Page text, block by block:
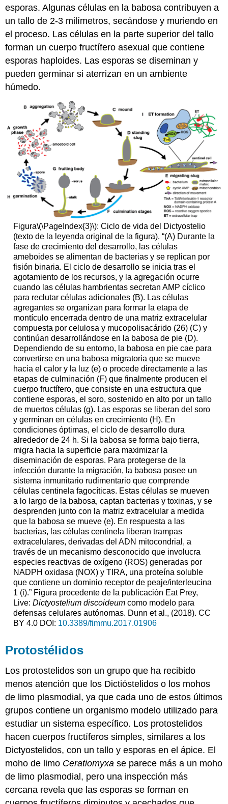
esporas. Algunas células en la babosa contribuyen a
un tallo de 2-3 milímetros, secándose y muriendo en
el proceso. Las células en la parte superior del tallo
forman un cuerpo fructífero asexual que contiene
esporas haploides. Las esporas se diseminan y
pueden germinar si aterrizan en un ambiente
húmedo.
Figura\(\PageIndex{3}\): Ciclo de vida del Dictyostelio
(texto de la leyenda original de la figura). “(A) Durante la
fase de crecimiento del desarrollo, las células
ameboides se alimentan de bacterias y se replican por
fisión binaria. El ciclo de desarrollo se inicia tras el
agotamiento de los recursos, y la agregación ocurre
cuando las células hambrientas secretan AMP cíclico
para reclutar células adicionales (B). Las células
agregantes se organizan para formar la etapa de
montículo encerrada dentro de una matriz extracelular
compuesta por celulosa y mucopolisacárido (26) (C) y
continúan desarrollándose en la babosa de pie (D).
Dependiendo de su entorno, la babosa en pie cae para
convertirse en una babosa migratoria que se mueve
hacia el calor y la luz (e) o procede directamente a las
etapas de culminación (F) que finalmente producen el
cuerpo fructífero, que consiste en una estructura que
contiene esporas, el soro, sostenido en alto por un tallo
de muertos células (g). Las esporas se liberan del soro
y germinan en células en crecimiento (H). En
condiciones óptimas, el ciclo de desarrollo dura
alrededor de 24 h. Si la babosa se forma bajo tierra,
migra hacia la superficie para maximizar la
diseminación de esporas. Para protegerse de la
infección durante la migración, la babosa posee un
sistema inmunitario rudimentario que comprende
células centinela fagocíticas. Estas células se mueven
a lo largo de la babosa, captan bacterias y toxinas, y se
desprenden junto con la matriz extracelular a medida
que la babosa se mueve (e). En respuesta a las
bacterias, las células centinela liberan trampas
extracelulares, derivadas del ADN mitocondrial, a
través de un mecanismo desconocido que involucra
especies reactivas de oxígeno (ROS) generadas por
NADPH oxidasa (NOX) y TIRA, una proteína soluble
que contiene un dominio receptor de peaje/interleucina
1 (i).” Figura procedente de la publicación Eat Prey,
Live: Dictyostelium discoideumcomo modelo para
defensas celulares autónomas. Dunn et al., (2018). CC
BY 4.0 DOI: 10.3389/fimmu.2017.01906
Protostélidos
Los protostelidos son un grupo que ha recibido
menos atención que los Dictióstelidos o los mohos
de limo plasmodial, ya que cada uno de estos últimos
grupos contiene un organismo modelo utilizado para
estudiar un sistema específico. Los protostelidos
hacen cuerpos fructíferos simples, similares a los
Dictyostelidos, con un tallo y esporas en el ápice. El
moho de limo Ceratiomyxa se parece más a un moho
de limo plasmodial, pero una inspección más
cercana revela que las esporas se forman en